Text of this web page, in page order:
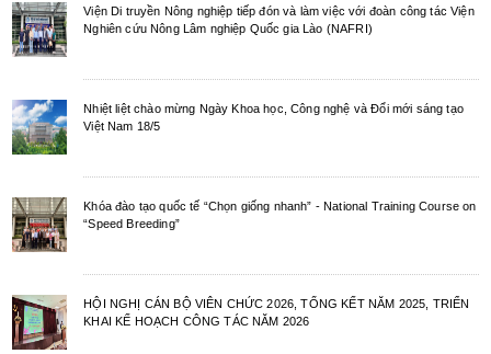
Viện Di truyền Nông nghiệp tiếp đón và làm việc với đoàn công tác Viện
Nghiên cứu Nông Lâm nghiệp Quốc gia Lào (NAFRI)
Nhiệt liệt chào mừng Ngày Khoa học, Công nghệ và Đổi mới sáng tạo
Việt Nam 18/5
Khóa đào tạo quốc tế “Chọn giống nhanh” - National Training Course on
“Speed Breeding”
HỘI NGHỊ CÁN BỘ VIÊN CHỨC 2026, TỔNG KẾT NĂM 2025, TRIỂN
KHAI KẾ HOẠCH CÔNG TÁC NĂM 2026